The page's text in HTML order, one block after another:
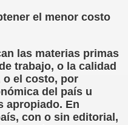
el menor costo
las materias primas
trabajo, o la calidad
o el costo, por
del país u
apropiado. En
con o sin editorial,
de la Mano de